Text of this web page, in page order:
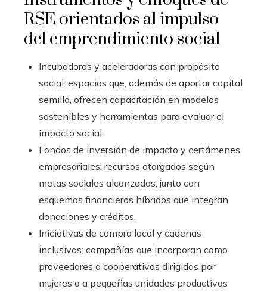
RSE orientados al impulso
del emprendimiento social
Incubadoras y aceleradoras con propósito
social: espacios que, además de aportar capital
semilla, ofrecen capacitación en modelos
sostenibles y herramientas para evaluar el
impacto social.
Fondos de inversión de impacto y certámenes
empresariales: recursos otorgados según
metas sociales alcanzadas, junto con
esquemas financieros híbridos que integran
donaciones y créditos.
Iniciativas de compra local y cadenas
inclusivas: compañías que incorporan como
proveedores a cooperativas dirigidas por
mujeres o a pequeñas unidades productivas